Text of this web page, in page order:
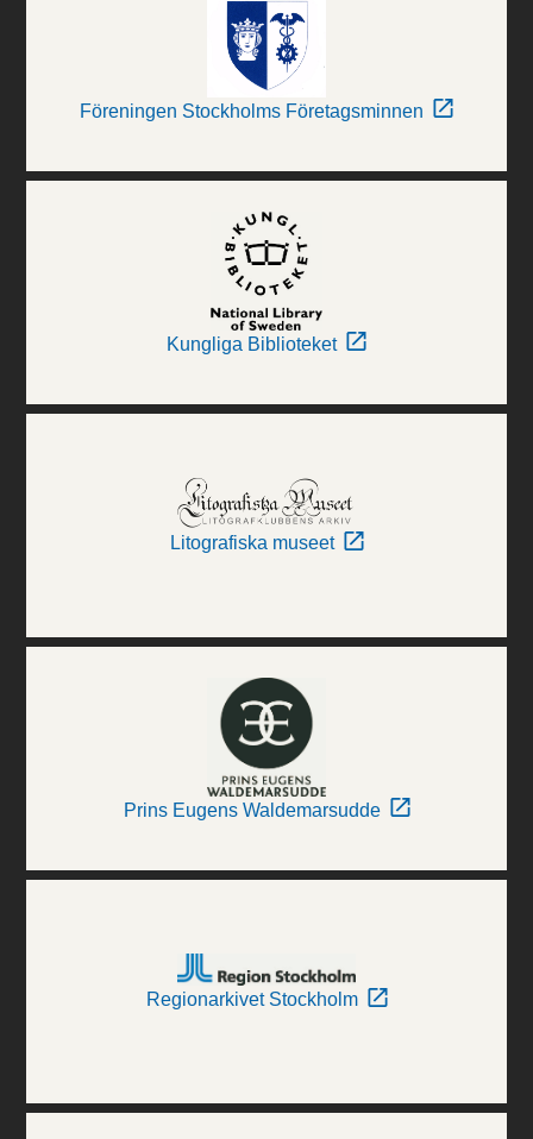
Föreningen Stockholms Företagsminnen
Kungliga Biblioteket
Litografiska museet
Prins Eugens Waldemarsudde
Regionarkivet Stockholm